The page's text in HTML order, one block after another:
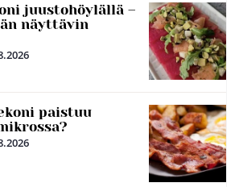
juustohöylällä –
näyttävin
paistuu